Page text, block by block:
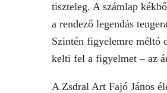
tiszteleg. A számlap
a rendező legendás
Szintén figyelemre méltó
kelti fel a figyelmet – az
A Zsdral Art Fajó János